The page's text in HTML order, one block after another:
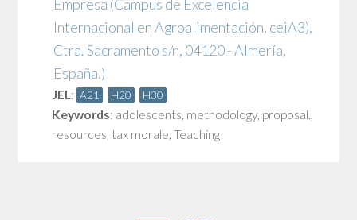
Empresa (Campus de Excelencia
Internacional en Agroalimentación, ceiA3),
Ctra. Sacramento s/n, 04120 - Almería,
España.)
JEL: A21 H20 H30
Keywords: adolescents, methodology, proposal.,
resources, tax morale, Teaching